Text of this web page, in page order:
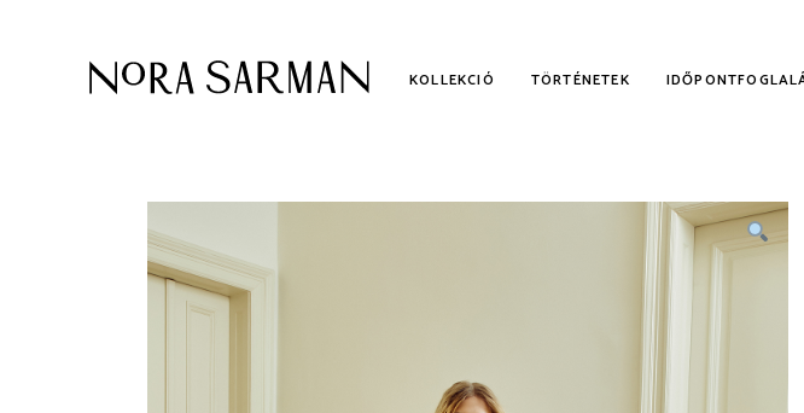
KOLLEKCIÓ
KOLLEKCIÓ
KÉTRÉSZES MENYASSZONYI
MENYECSKE RUHÁK
TÖRTÉNETEK